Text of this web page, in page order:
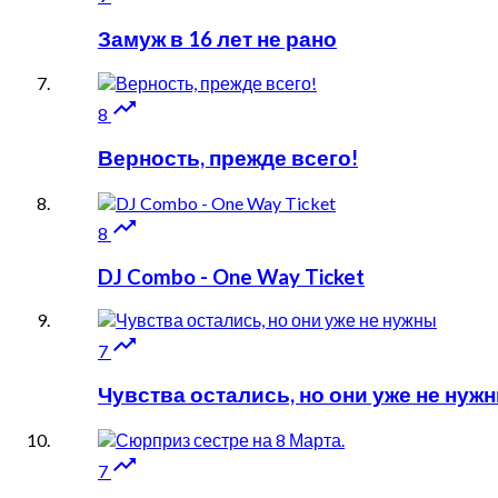
Замуж в 16 лет не рано
8 
Верность, прежде всего!
8 
DJ Combo - One Way Ticket
7 
Чувства остались, но они уже не
7 